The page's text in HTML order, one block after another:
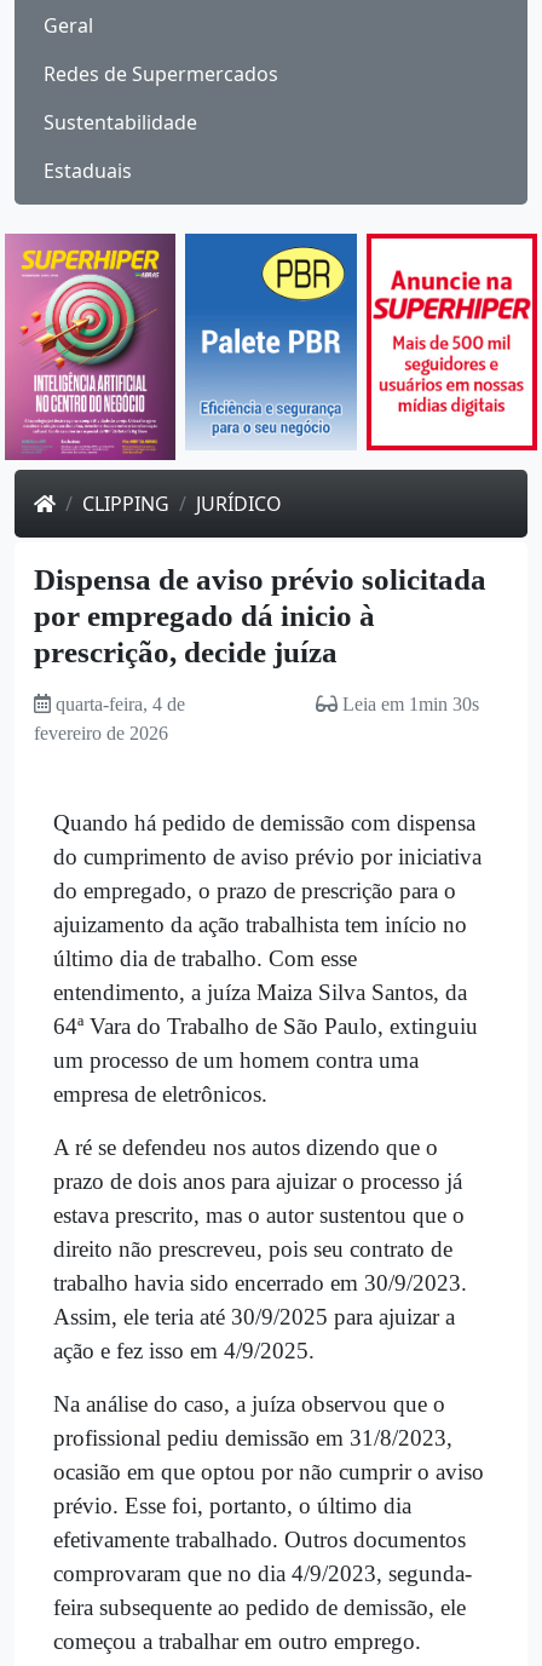
Geral
Redes de Supermercados
Sustentabilidade
Estaduais
CLIPPING JURÍDICO
Dispensa de aviso prévio solicitada
por empregado dá inicio à
prescrição, decide juíza
quarta-feira, 4 de
fevereiro de 2026
Leia em 1min 30s
Quando há pedido de demissão com dispensa
do cumprimento de aviso prévio por iniciativa
do empregado, o prazo de prescrição para o
ajuizamento da ação trabalhista tem início no
último dia de trabalho. Com esse
entendimento, a juíza Maiza Silva Santos, da
64ª Vara do Trabalho de São Paulo, extinguiu
um processo de um homem contra uma
empresa de eletrônicos.
A ré se defendeu nos autos dizendo que o
prazo de dois anos para ajuizar o processo já
estava prescrito, mas o autor sustentou que o
direito não prescreveu, pois seu contrato de
trabalho havia sido encerrado em 30/9/2023.
Assim, ele teria até 30/9/2025 para ajuizar a
ação e fez isso em 4/9/2025.
Na análise do caso, a juíza observou que o
profissional pediu demissão em 31/8/2023,
ocasião em que optou por não cumprir o aviso
prévio. Esse foi, portanto, o último dia
efetivamente trabalhado. Outros documentos
comprovaram que no dia 4/9/2023, segunda-
feira subsequente ao pedido de demissão, ele
começou a trabalhar em outro emprego.